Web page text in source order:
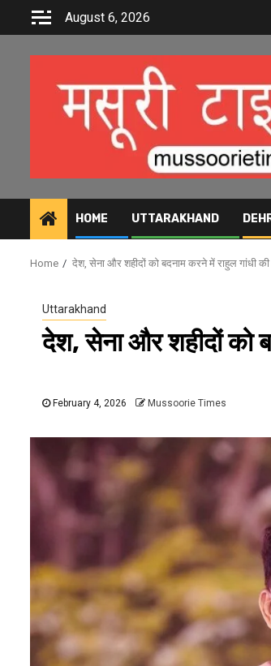
August 6, 2026
HOME UTTARAKHAND
Home देश, सेना और शहीदों को बदनाम करने में राहुल गांधी
Uttarakhand
देश, सेना और शहीदों को
February 4, 2026 Mussoorie Times